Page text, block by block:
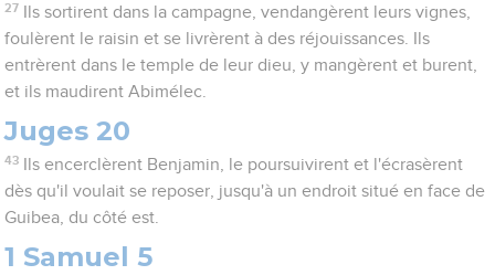
27
Ils sortirent dans la campagne, vendangèrent leurs vignes,
foulèrent le raisin et se livrèrent à des réjouissances. Ils
entrèrent dans le temple de leur dieu, y mangèrent et burent,
et ils maudirent Abimélec.
Juges 20
43
Ils encerclèrent Benjamin, le poursuivirent et l'écrasèrent
dès qu'il voulait se reposer, jusqu'à un endroit situé en face de
Guibea, du côté est.
1 Samuel 5